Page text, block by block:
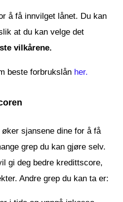
å få innvilget lånet. Du kan
at du kan velge det
vilkårene.
beste forbrukslån her.
sjansene dine for å få
grep du kan gjøre selv.
gi deg bedre kredittscore,
Andre grep du kan ta er: